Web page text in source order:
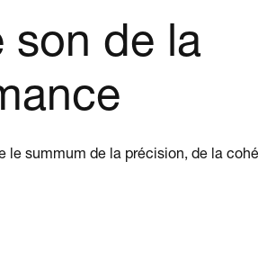
son de la
le summum de la précision, de la